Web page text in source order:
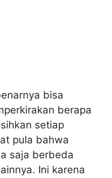
bisa
berapa
setiap
pula bahwa
saja berbeda
Ini karena